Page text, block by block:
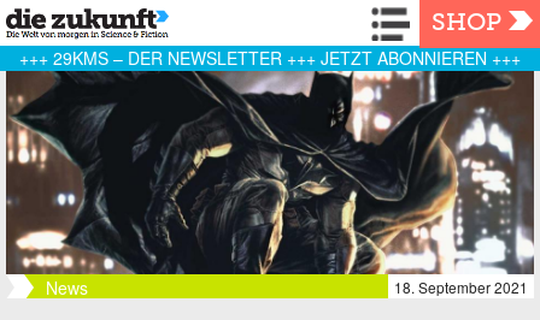
Navigation
SHOP
+++ 29KMS – DER NEWSLETTER +++ JETZT ABONNIEREN +++
News 18. September 2021